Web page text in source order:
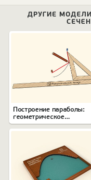
ДРУГИЕ
Построение параболы:
геометрическое
определение